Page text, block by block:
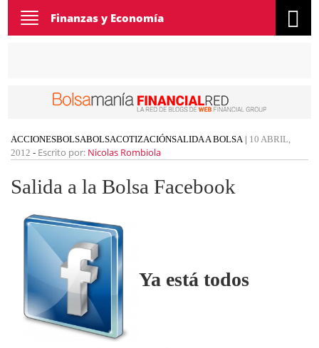
Toggle
navigation
Finanzas y Economía
ACCIONESBOLSABOLSACOTIZACIÓNSALIDA A BOLSA| 10 ABRIL,
2012 - Escrito por: Nicolas Rombiola
Salida a la Bolsa Facebook
Ya está todos